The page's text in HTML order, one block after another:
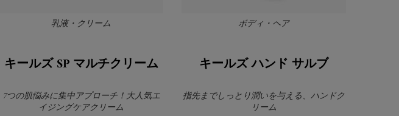
乳液・クリーム
キールズ SP マルチクリーム
7つの肌悩みに集中アプローチ！大人気エ
イジングケアクリーム
ボディ・ヘア
キールズ ハンド サルブ
指先までしっとり潤いを与える、ハンドク
リーム